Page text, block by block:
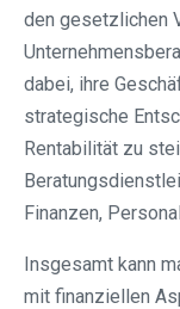
den gesetzlichen
dabei, ihre
strategische
Rentabilität zu
Finanzen,
Insgesamt kann
mit finanziellen